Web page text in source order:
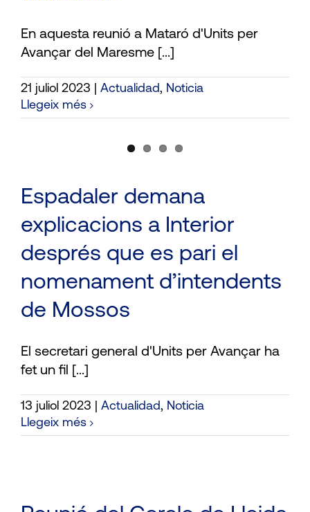
En aquesta reunió a Mataró d'Units per
Avançar del Maresme [...]
21 juliol 2023 Actualidad, Noticia
Llegeix més
Espadaler demana
explicacions a Interior
després que es pari el
nomenament d’intendents
de Mossos
El secretari general d'Units per Avançar ha
fet un fil [...]
13 juliol 2023 Actualidad, Noticia
Llegeix més